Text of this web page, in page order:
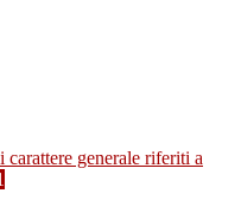
generale riferiti a